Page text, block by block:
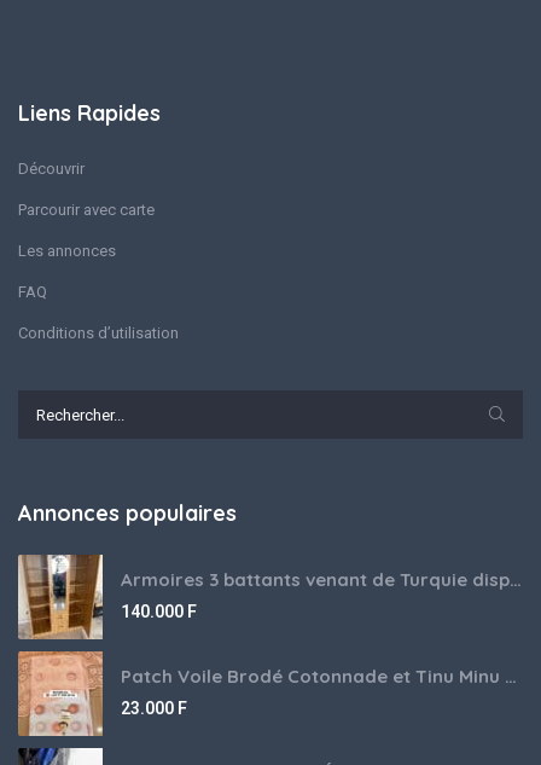
Liens Rapides
Découvrir
Parcourir avec carte
Les annonces
FAQ
Conditions d’utilisation
Annonces populaires
Armoires 3 battants venant de Turquie disponibles
140.000 F
Patch Voile Brodé Cotonnade et Tinu Minu de l’Inde ???????? ????
23.000 F